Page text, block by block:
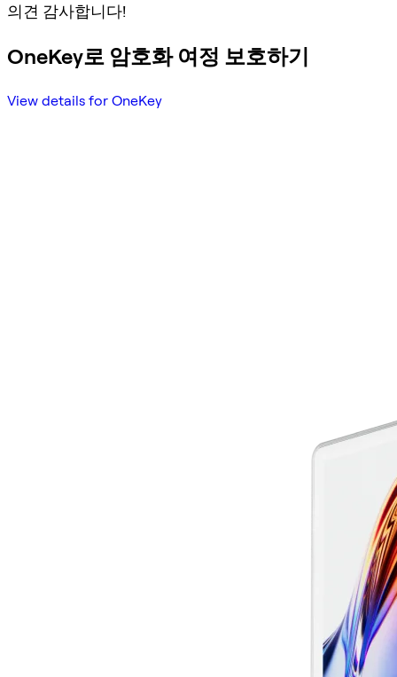
의견 감사합니다!
OneKey로 암호화 여정 보호하기
View details for OneKey